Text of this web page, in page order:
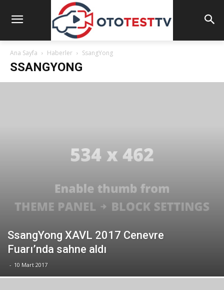
Ana Sayfa Haberler SsangYong
SSANGYONG
SsangYong XAVL 2017 Cenevre
Fuarı’nda sahne aldı
- 10 Mart 2017